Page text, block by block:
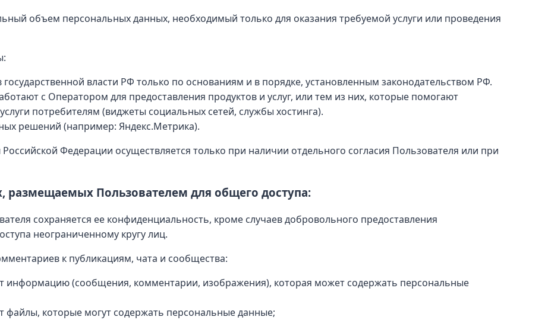
объем персональных данных, необходимый только для оказания требуемой услуги или проведения
власти РФ только по основаниям и в порядке, установленным законодательством РФ.
с Оператором для предоставления продуктов и услуг, или тем из них, которые помогают
потребителям (виджеты социальных сетей, службы хостинга).
решений (например: Яндекс.Метрика).
Федерации осуществляется только при наличии отдельного согласия Пользователя или при
размещаемых Пользователем для общего доступа:
сохраняется ее конфиденциальность, кроме случаев добровольного предоставления
неограниченному кругу лиц.
к публикациям, чата и сообщества:
информацию (сообщения, комментарии, изображения), которая может содержать персональные
которые могут содержать персональные данные;